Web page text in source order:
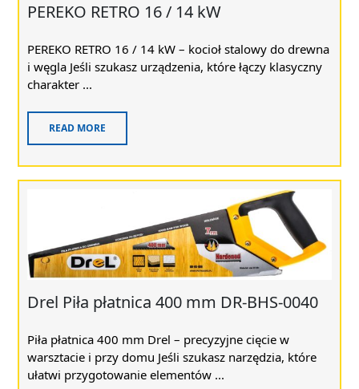
PEREKO RETRO 16 / 14 kW
PEREKO RETRO 16 / 14 kW – kocioł stalowy do drewna
i węgla Jeśli szukasz urządzenia, które łączy klasyczny
charakter ...
READ MORE
Drel Piła płatnica 400 mm DR-BHS-0040
Piła płatnica 400 mm Drel – precyzyjne cięcie w
warsztacie i przy domu Jeśli szukasz narzędzia, które
ułatwi przygotowanie elementów ...